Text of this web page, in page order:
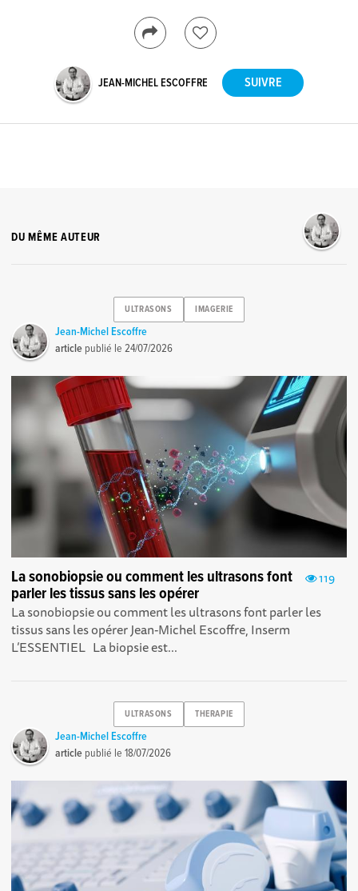
JEAN-MICHEL ESCOFFRE
DU MÊME AUTEUR
ULTRASONS IMAGERIE
Jean-Michel Escoffre
article publié le24/07/2026
119
La sonobiopsie ou comment les ultrasons font
parler les tissus sans les opérer
La sonobiopsie ou comment les ultrasons font parler les
tissus sans les opérer Jean-Michel Escoffre, Inserm
L’ESSENTIEL La biopsie est...
ULTRASONS THERAPIE
Jean-Michel Escoffre
article publié le18/07/2026